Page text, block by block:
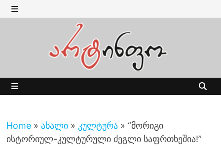
Skip
to MENU
Home » ახალი » კულტურა » “მორიგი
ისტორიულ-კულტურული ძეგლი საფრთხეშია!”